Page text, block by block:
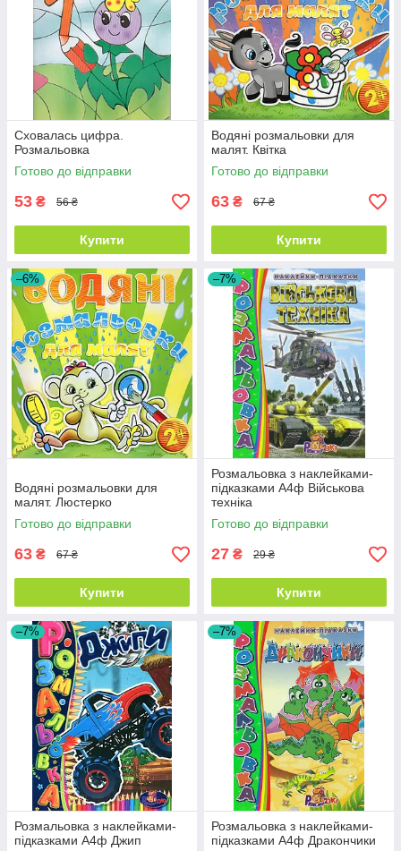
Сховалась цифра.
Розмальовка
Готово до відправки
53 ₴ 56 ₴
Купити
Водяні розмальовки для
малят. Квітка
Готово до відправки
63 ₴ 67 ₴
Купити
–6%
Водяні розмальовки для
малят. Люстерко
Готово до відправки
63 ₴ 67 ₴
Купити
–7%
Розмальовка з наклейками-
підказками А4ф Військова
техніка
Готово до відправки
27 ₴ 29 ₴
Купити
–7%
Розмальовка з наклейками-
підказками А4ф Джип
–7%
Розмальовка з наклейками-
підказками А4ф Дракончики